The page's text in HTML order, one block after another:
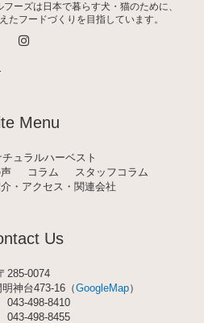
ーズは日本で暮らす犬・猫のために、
たフードづくりを目指しています。
I
n
a
m
Menu
チュラルハーベスト
コラム
スタッフコラム
・アクセス・関連会社
Us
285-0074
神台473-16（GoogleMap）
043-498-8410
043-498-8455